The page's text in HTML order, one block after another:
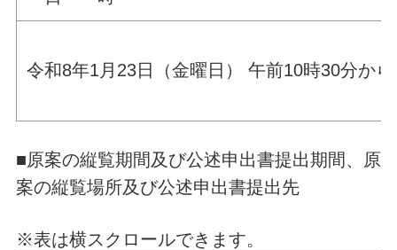
令和8年1月23日（金曜日） 午前10時30分から
■原案の縦覧期間及び公述申出書提出期間、原
案の縦覧場所及び公述申出書提出先
※表は横スクロールできます。